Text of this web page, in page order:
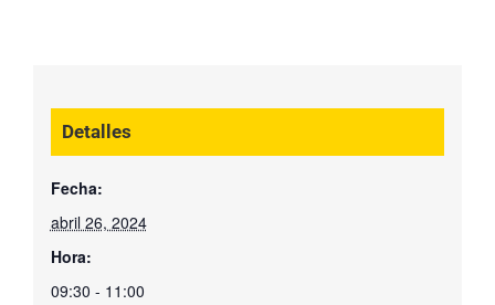
Detalles
Fecha:
abril 26, 2024
Hora:
09:30 - 11:00